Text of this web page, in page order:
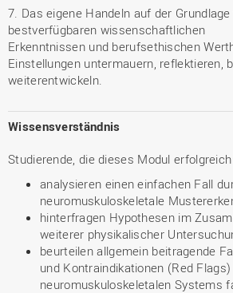
7. Das eigene Handeln auf der
bestverfügbaren wissenschaftlichen
Erkenntnissen und berufsethischen
Einstellungen untermauern, reflektieren,
weiterentwickeln.
Wissensverständnis
Studierende, die dieses Modul
analysieren einen einfachen Fall
neuromuskuloskeletale
hinterfragen Hypothesen im
weiterer physikalischer
beurteilen allgemein beitragende
und Kontraindikationen (Red
neuromuskuloskeletalen Systems